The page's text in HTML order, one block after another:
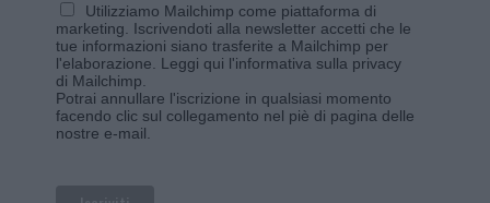
Utilizziamo Mailchimp come piattaforma di
marketing. Iscrivendoti alla newsletter accetti che le
tue informazioni siano trasferite a Mailchimp per
l'elaborazione. Leggi qui l'informativa sulla privacy
di Mailchimp
Potrai annullare l'iscrizione in qualsiasi momento
facendo clic sul collegamento nel piè di pagina delle
nostre e-mail.